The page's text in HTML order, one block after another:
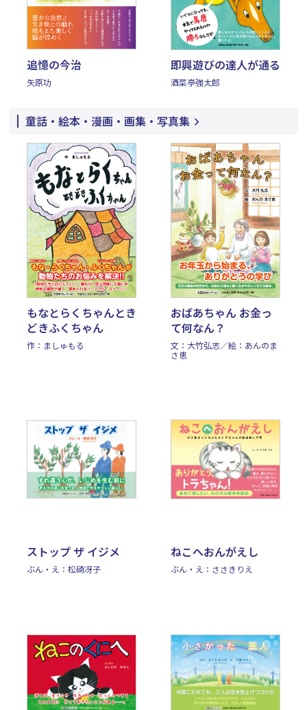
追憶の今治
矢原功
即興遊びの達人が通る
酒菜亭強太郎
童話・絵本・漫画・画集・写真集
もなとらくちゃんとき
どきふくちゃん
作：ましゅもる
おばあちゃん お金っ
て何なん？
文：大竹弘志／絵：あんのま
さ恵
ストップ ザ イジメ
ぶん・え：松碕冴子
ねこへおんがえし
ぶん・え：ささきりえ